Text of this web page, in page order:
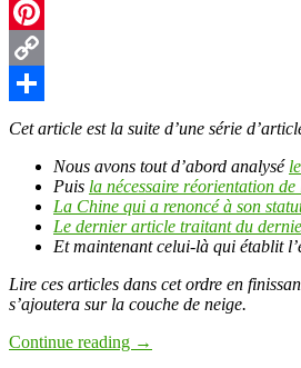
X
Pinterest
Copy
Link
Partager
Cet article est la suite d’une série
Nous avons tout d’abord analysé
Puis la nécessaire réorientation
La Chine qui a renoncé à son
Le dernier article traitant du
Et maintenant celui-là qui établit
Lire ces articles dans cet ordre en
s’ajoutera sur la couche de neige.
Continue reading →